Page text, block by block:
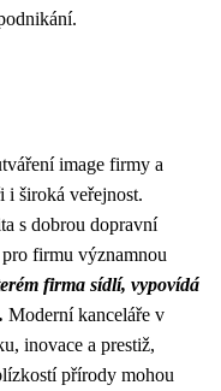
image firmy a
široká veřejnost.
s dobrou dopravní
firmu významnou
firma sídlí, vypovídá
Moderní kanceláře v
inovace a prestiž,
přírody mohou